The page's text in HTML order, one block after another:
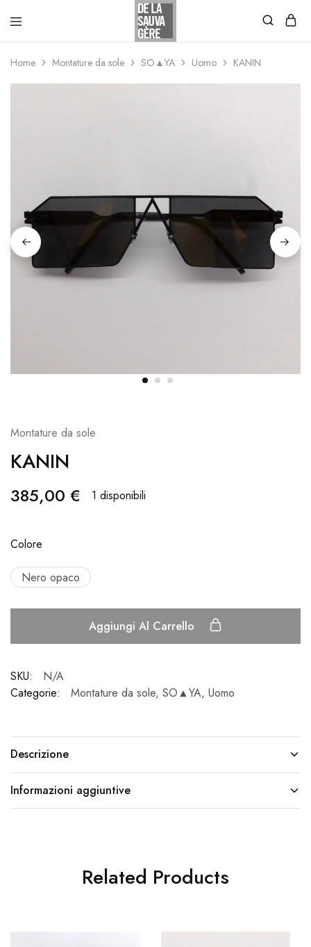
Home Montature da sole SO▲YA Uomo KANIN
Montature da sole
KANIN
385,00 € 1 disponibili
Colore
Nero opaco
Aggiungi Al Carrello
SKU:
N/A
Categorie:
Montature da sole, SO▲YA, Uomo
Descrizione
Informazioni aggiuntive
Related Products